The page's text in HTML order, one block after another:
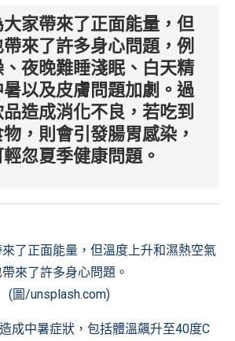
家帶來了正面能量，但
來了許多身心問題，例
夜晚難睡淺眠、白天精
以及皮膚問題加劇。過
造成消化不良，若吃到
，則會引發腸胃感染，
忽夏季健康問題。
了正面能量，但溫度上升和濕熱空氣
來了許多身心問題。
(圖/unsplash.com)
成中暑症狀，包括體溫飆升至40度C